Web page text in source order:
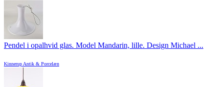
Pendel i opalhvid glas. Model Mandarin, lille. Design Michael ...
Kinnerup Antik & Porcelæn